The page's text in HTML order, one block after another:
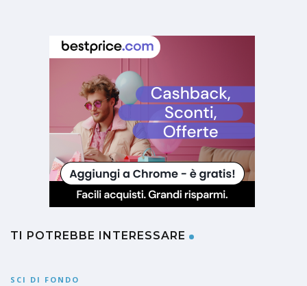
TI POTREBBE INTERESSARE
SCI DI FONDO